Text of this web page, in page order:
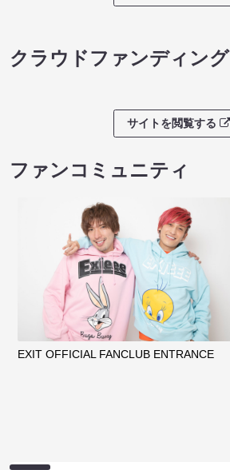
クラウドファンディング
サイトを閲覧する
ファンコミュニティ
EXIT OFFICIAL FANCLUB ENTRANCE